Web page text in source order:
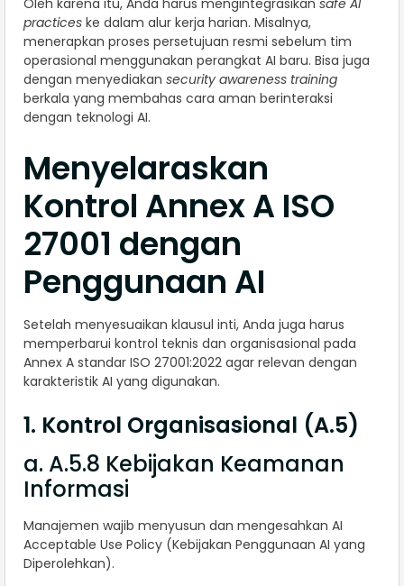
Oleh karena itu, Anda harus mengintegrasikan safe AI
practices ke dalam alur kerja harian. Misalnya,
menerapkan proses persetujuan resmi sebelum tim
operasional menggunakan perangkat AI baru. Bisa juga
dengan menyediakan security awareness training
berkala yang membahas cara aman berinteraksi
dengan teknologi AI.
Menyelaraskan
Kontrol Annex A ISO
27001 dengan
Penggunaan AI
Setelah menyesuaikan klausul inti, Anda juga harus
memperbarui kontrol teknis dan organisasional pada
Annex A standar ISO 27001:2022 agar relevan dengan
karakteristik AI yang digunakan.
1. Kontrol Organisasional (A.5)
a. A.5.8 Kebijakan Keamanan
Informasi
Manajemen wajib menyusun dan mengesahkan AI
Acceptable Use Policy (Kebijakan Penggunaan AI yang
Diperolehkan).